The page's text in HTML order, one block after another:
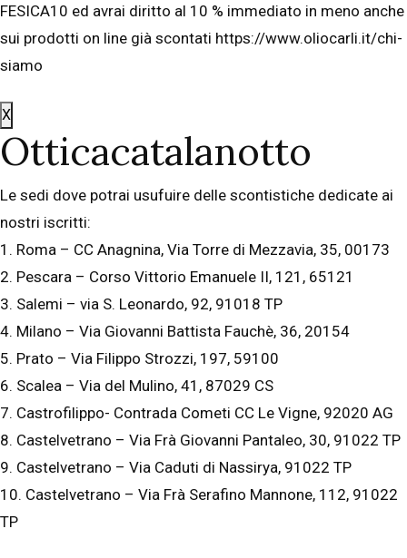
FESICA10 ed avrai diritto al 10 % immediato in meno anche
sui prodotti on line già scontati https://www.oliocarli.it/chi-
siamo
X
Otticacatalanotto
Le sedi dove potrai usufuire delle scontistiche dedicate ai
nostri iscritti:
1. Roma – CC Anagnina, Via Torre di Mezzavia, 35, 00173
2. Pescara – Corso Vittorio Emanuele II, 121, 65121
3. Salemi – via S. Leonardo, 92, 91018 TP
4. Milano – Via Giovanni Battista Fauchè, 36, 20154
5. Prato – Via Filippo Strozzi, 197, 59100
6. Scalea – Via del Mulino, 41, 87029 CS
7. Castrofilippo- Contrada Cometi CC Le Vigne, 92020 AG
8. Castelvetrano – Via Frà Giovanni Pantaleo, 30, 91022 TP
9. Castelvetrano – Via Caduti di Nassirya, 91022 TP
10. Castelvetrano – Via Frà Serafino Mannone, 112, 91022
TP